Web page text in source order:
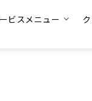
ビスメニュー